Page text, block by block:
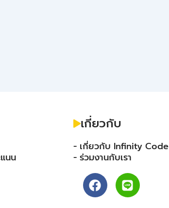
นน
เกี่ยวกับ
- เกี่ยวกับ Infinity Code
- ร่วมงานกับเรา
F
a
L
i